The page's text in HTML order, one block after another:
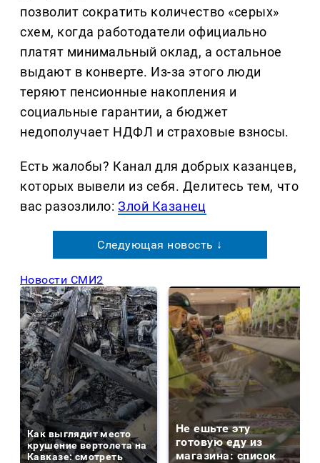
позволит сократить количество «серых»
схем, когда работодатели официально
платят минимальный оклад, а остальное
выдают в конверте. Из-за этого люди
теряют пенсионные накопления и
социальные гарантии, а бюджет
недополучает НДФЛ и страховые взносы.
Есть жалобы? Канал для добрых казанцев,
которых вывели из себя. Делитеcь тем, что
вас разозлило:Злой Казанец
Следующая новость ↓
Новости СМИ2
Как выглядит место
крушение вертолета на
Кавказе: смотреть
Не ешьте эту
готовую еду из
магазина: список